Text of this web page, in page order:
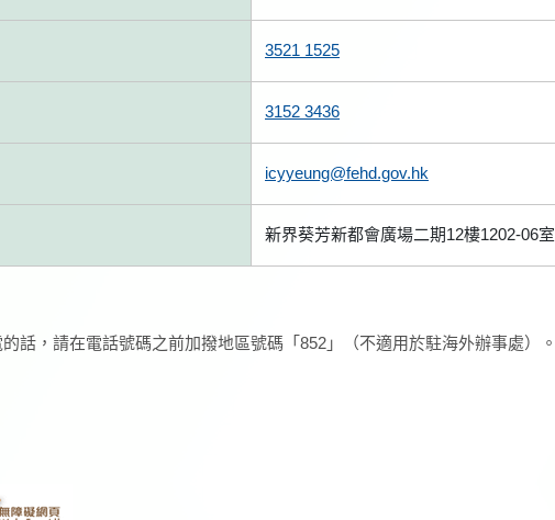
3521 1525
3152 3436
icyyeung@fehd.gov.hk
新界葵芳新都會廣場二期12樓1202-06室
話，請在電話號碼之前加撥地區號碼「852」（不適用於駐海外辦事處）。